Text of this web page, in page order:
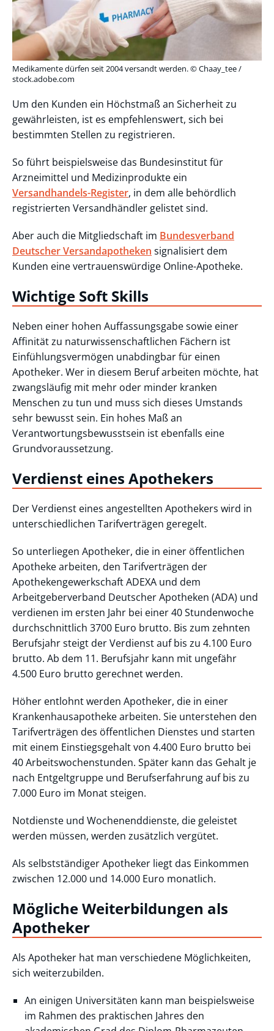
Medikamente dürfen seit 2004 versandt werden. © Chaay_tee /
stock.adobe.com
Um den Kunden ein Höchstmaß an Sicherheit zu
gewährleisten, ist es empfehlenswert, sich bei
bestimmten Stellen zu registrieren.
So führt beispielsweise das Bundesinstitut für
Arzneimittel und Medizinprodukte ein
Versandhandels-Register, in dem alle behördlich
registrierten Versandhändler gelistet sind.
Aber auch die Mitgliedschaft im Bundesverband
Deutscher Versandapotheken signalisiert dem
Kunden eine vertrauenswürdige Online-Apotheke.
Wichtige Soft Skills
Neben einer hohen Auffassungsgabe sowie einer
Affinität zu naturwissenschaftlichen Fächern ist
Einfühlungsvermögen unabdingbar für einen
Apotheker. Wer in diesem Beruf arbeiten möchte, hat
zwangsläufig mit mehr oder minder kranken
Menschen zu tun und muss sich dieses Umstands
sehr bewusst sein. Ein hohes Maß an
Verantwortungsbewusstsein ist ebenfalls eine
Grundvoraussetzung.
Verdienst eines Apothekers
Der Verdienst eines angestellten Apothekers wird in
unterschiedlichen Tarifverträgen geregelt.
So unterliegen Apotheker, die in einer öffentlichen
Apotheke arbeiten, den Tarifverträgen der
Apothekengewerkschaft ADEXA und dem
Arbeitgeberverband Deutscher Apotheken (ADA) und
verdienen im ersten Jahr bei einer 40 Stundenwoche
durchschnittlich 3700 Euro brutto. Bis zum zehnten
Berufsjahr steigt der Verdienst auf bis zu 4.100 Euro
brutto. Ab dem 11. Berufsjahr kann mit ungefähr
4.500 Euro brutto gerechnet werden.
Höher entlohnt werden Apotheker, die in einer
Krankenhausapotheke arbeiten. Sie unterstehen den
Tarifverträgen des öffentlichen Dienstes und starten
mit einem Einstiegsgehalt von 4.400 Euro brutto bei
40 Arbeitswochenstunden. Später kann das Gehalt je
nach Entgeltgruppe und Berufserfahrung auf bis zu
7.000 Euro im Monat steigen.
Notdienste und Wochenenddienste, die geleistet
werden müssen, werden zusätzlich vergütet.
Als selbstständiger Apotheker liegt das Einkommen
zwischen 12.000 und 14.000 Euro monatlich.
Mögliche Weiterbildungen als
Apotheker
Als Apotheker hat man verschiedene Möglichkeiten,
sich weiterzubilden.
An einigen Universitäten kann man beispielsweise
im Rahmen des praktischen Jahres den